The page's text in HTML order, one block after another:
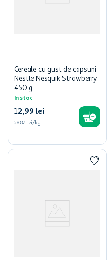
Cereale cu gust de capsuni
Nestle Nesquik Strawberry,
450 g
In stoc
12,99 lei
28,87 lei/kg